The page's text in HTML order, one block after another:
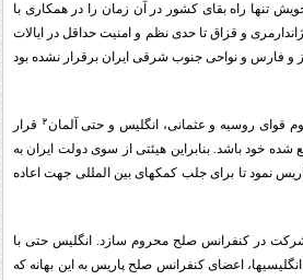
تنها راه بقای کشور در آن زمان را در همکاری با
و قزاق تا حدی نظم و امنیت حداقل در ایالات
و فارس و نواحی جنوب شرقی ایران برقرار نشده بود
۲ قرار
خود باشد. بنابراین هیئتی از سوی دولت ایران به
نمود تا برای جلب کمکهای بین المللی جهت اعاده
را از شرکت در کنفرانس صلح محروم سازد. انگلیس حتی با
اعضای کنفرانس صلح پاریس به این بهانه که